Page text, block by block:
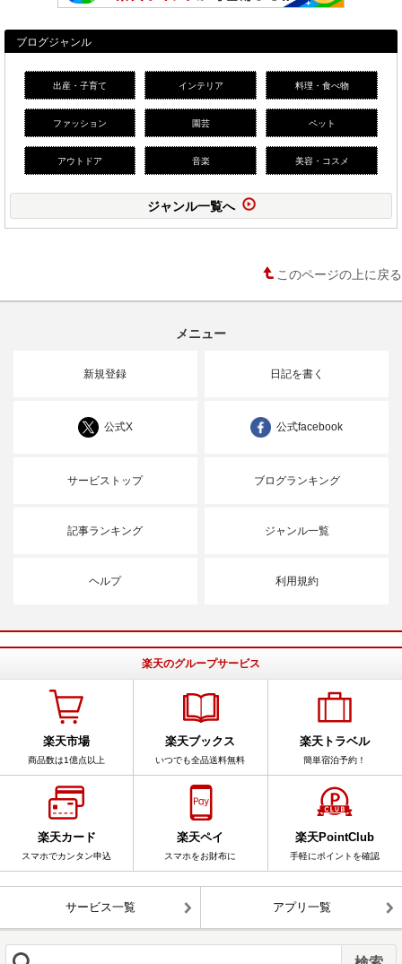
ブログジャンル
出産・子育て インテリア 料理・食べ物
ファッション 園芸 ペット
アウトドア 音楽 美容・コスメ
ジャンル一覧へ
このページの上に戻る
メニュー
新規登録 日記を書く
公式X 公式facebook
サービストップ ブログランキング
記事ランキング ジャンル一覧
ヘルプ 利用規約
楽天のグループサービス
楽天市場
商品数は1億点以上
楽天ブックス
いつでも全品送料無料
楽天トラベル
簡単宿泊予約！
楽天カード
スマホでカンタン申込
楽天ペイ
スマホをお財布に
楽天PointClub
手軽にポイントを確認
サービス一覧 アプリ一覧